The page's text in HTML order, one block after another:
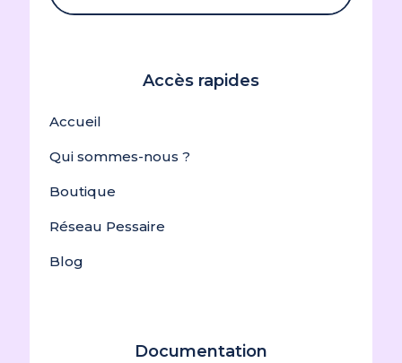
Accès rapides
Accueil
Qui sommes-nous ?
Boutique
Réseau Pessaire
Blog
Documentation